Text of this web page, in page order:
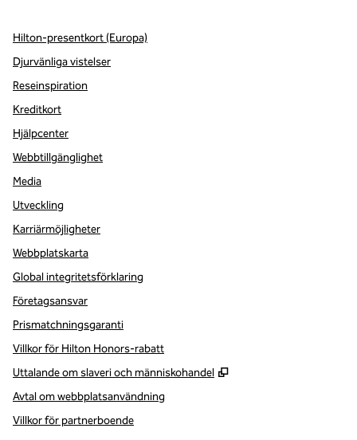
Hilton-presentkort (Europa)
Djurvänliga vistelser
Reseinspiration
Kreditkort
Hjälpcenter
Webbtillgänglighet
Media
Utveckling
Karriärmöjligheter
Webbplatskarta
Global integritetsförklaring
Företagsansvar
Prismatchningsgaranti
Villkor för Hilton Honors-rabatt
Uttalande om slaveri och människohandel
,
Avtal om webbplatsanvändning
Villkor för partnerboende